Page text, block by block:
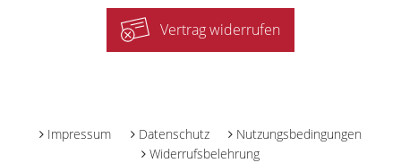
Vertrag widerrufen
Impressum Datenschutz
Nutzungsbedingungen
Widerrufsbelehrung